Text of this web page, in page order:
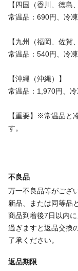
【四国（香川、徳島
常温品：690円、冷
【九州（福岡、佐賀
常温品：540円、冷
【沖縄（沖縄）】
常温品：1,970円、
【重要】※常温品と
す。
不良品
万一不良品等がござ
新品、または同等品
商品到着後7日以内
過ぎますと返品交換
了承ください。
返品期限